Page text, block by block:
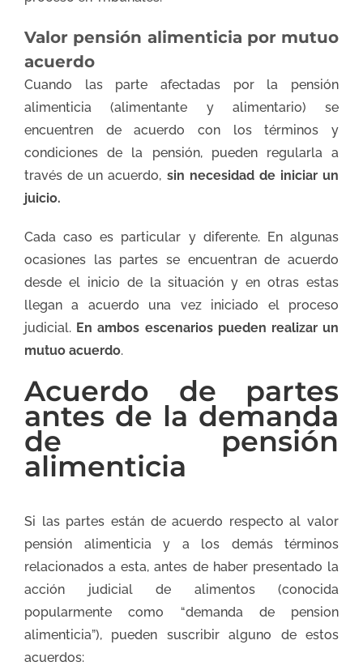
Valor pensión alimenticia por mutuo
acuerdo
Cuando las parte afectadas por la pensión
alimenticia (alimentante y alimentario) se
encuentren de acuerdo con los términos y
condiciones de la pensión, pueden regularla a
través de un acuerdo, sin necesidad de iniciar un
juicio.
Cada caso es particular y diferente. En algunas
ocasiones las partes se encuentran de acuerdo
desde el inicio de la situación y en otras estas
llegan a acuerdo una vez iniciado el proceso
judicial. En ambos escenarios pueden realizar un
mutuo acuerdo.
Acuerdo de partes
antes de la demanda
de pensión
alimenticia
Si las partes están de acuerdo respecto al valor
pensión alimenticia y a los demás términos
relacionados a esta, antes de haber presentado la
acción judicial de alimentos (conocida
popularmente como “demanda de pension
alimenticia”), pueden suscribir alguno de estos
acuerdos: